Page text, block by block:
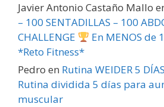
Javier Antonio Castaño Mallo
– 100 SENTADILLAS – 100
CHALLENGE
En MENOS de
*Reto Fitness*
Pedro en Rutina WEIDER 5
Rutina dividida 5 días para
muscular